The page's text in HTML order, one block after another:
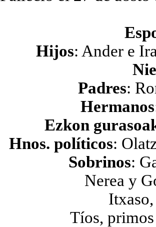
Hijos: Ander e
Padres:
Hermanos
Ezkon
Hnos. políticos:
Sobrinos:
Nerea y
Tíos,